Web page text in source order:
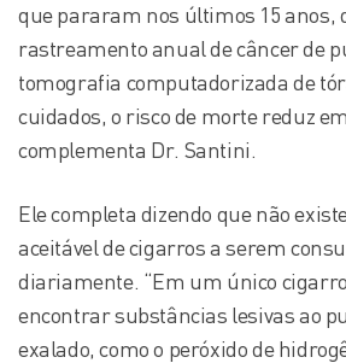
que pararam nos últimos 15 anos,
rastreamento anual de câncer de
tomografia computadorizada de
cuidados, o risco de morte reduz
complementa Dr. Santini.
Ele completa dizendo que não
aceitável de cigarros a serem
diariamente. “Em um único
encontrar substâncias lesivas ao
exalado, como o peróxido de